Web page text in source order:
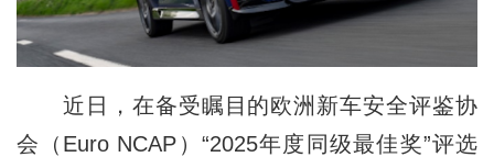
近日，在备受瞩目的欧洲新车安全评鉴协
会（Euro NCAP）“2025年度同级最佳奖”评选